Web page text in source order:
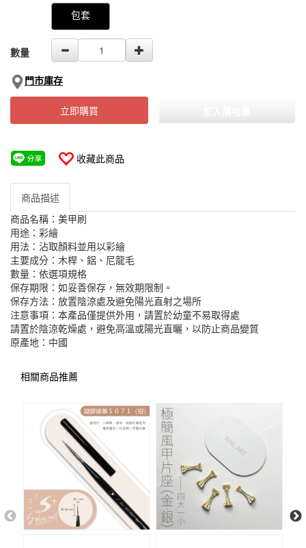
包套
數量
門市庫存
立即購買
收藏此商品
商品描述
商品名稱：美甲刷
用途：彩繪
用法：沾取顏料並用以彩繪
主要成分：木桿、鋁、尼龍毛
數量：依選項規格
保存期限：如妥善保存，無效期限制。
保存方法：放置陰涼處及避免陽光直射之場所
注意事項：本產品僅提供外用，請置於幼童不易取得處
請置於陰涼乾燥處，避免高溫或陽光直曬，以防止商品變質
原產地：中國
相關商品推薦